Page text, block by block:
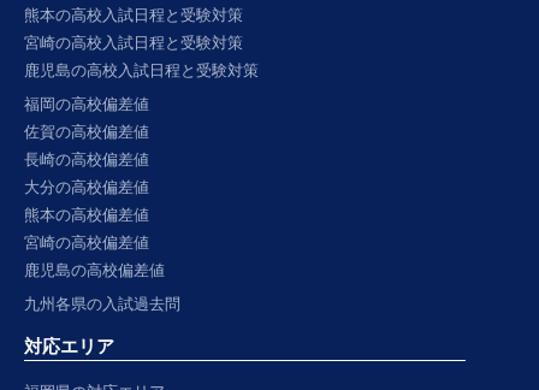
熊本の高校入試日程と受験対策
宮崎の高校入試日程と受験対策
鹿児島の高校入試日程と受験対策
福岡の高校偏差値
佐賀の高校偏差値
長崎の高校偏差値
大分の高校偏差値
熊本の高校偏差値
宮崎の高校偏差値
鹿児島の高校偏差値
九州各県の入試過去問
対応エリア